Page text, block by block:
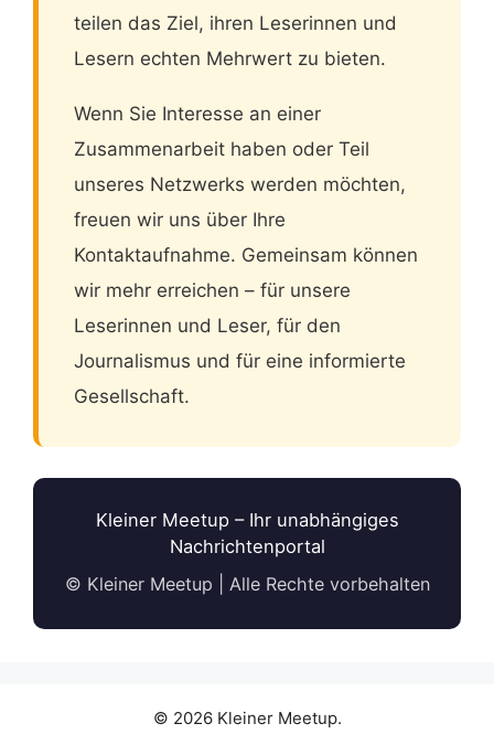
teilen das Ziel, ihren Leserinnen und
Lesern echten Mehrwert zu bieten.
Wenn Sie Interesse an einer
Zusammenarbeit haben oder Teil
unseres Netzwerks werden möchten,
freuen wir uns über Ihre
Kontaktaufnahme. Gemeinsam können
wir mehr erreichen – für unsere
Leserinnen und Leser, für den
Journalismus und für eine informierte
Gesellschaft.
Kleiner Meetup – Ihr unabhängiges
Nachrichtenportal
© Kleiner Meetup | Alle Rechte vorbehalten
© 2026 Kleiner Meetup.